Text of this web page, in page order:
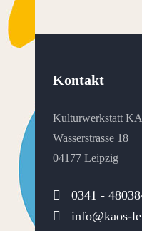
Kontakt
Kulturwerkstatt
Wasserstrasse 18
04177 Leipzig
0341 -
info@kaos-